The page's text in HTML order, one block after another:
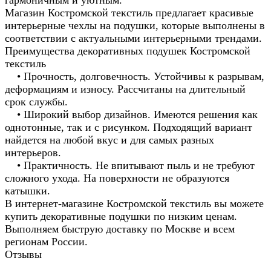
Магазин Костромской текстиль предлагает красивые
интерьерные чехлы на подушки, которые выполнены в
соответствии с актуальными интерьерными трендами.
Преимущества декоративных подушек Костромской
текстиль
• Прочность, долговечность. Устойчивы к разрывам,
деформациям и износу. Рассчитаны на длительный
срок службы.
• Широкий выбор дизайнов. Имеются решения как
однотонные, так и с рисунком. Подходящий вариант
найдется на любой вкус и для самых разных
интерьеров.
• Практичность. Не впитывают пыль и не требуют
сложного ухода. На поверхности не образуются
катышки.
В интернет-магазине Костромской текстиль вы можете
купить декоративные подушки по низким ценам.
Выполняем быструю доставку по Москве и всем
регионам России.
Отзывы